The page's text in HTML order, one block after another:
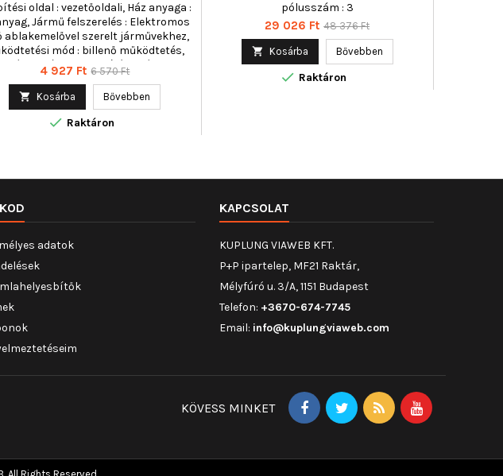
oldal : vezetőoldali, Ház anyaga :
Jármű felszerelés : Elektromos
ablakemelővel szerelt járművekhez,
mód : billenő működtetés,
pólusszám : 4, Rögzítési mód :
Szín : fekete, Színkód : REH
Ár
4 927 Ft Normál
6 570 Ft
 Kosárba Bővebben
 Raktáron
pólusszám : 3
Ár
29 026 Ft Normál
48 376 Ft
 Kosárba Bővebben
 Raktáron
adatok
KAPCSOLAT
KUPLUNG VIAWEB KFT.
P+P ipartelep, MF21 Raktár,
Mélyfúró u. 3/A, 1151 Budapest
Telefon: +3670-674-7745
Email: info@kuplungviaweb.com
KÖVESS MINKET